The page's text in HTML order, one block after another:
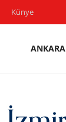
Künye
ANKARA